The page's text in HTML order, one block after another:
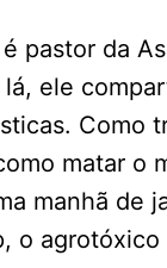
pastor da
ele
Como
matar o
manhã de
o